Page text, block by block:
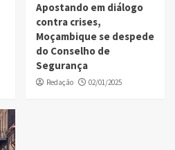
Apostando em diálogo
contra crises,
Moçambique se despede
do Conselho de
Segurança
Redação 02/01/2025